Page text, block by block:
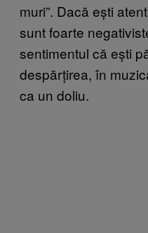
muri”. Dacă ești
sunt foarte
sentimentul că ești
despărțirea, în
ca un doliu.